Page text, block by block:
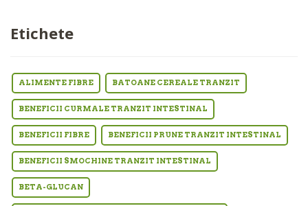
Etichete
ALIMENTE FIBRE BATOANE CEREALE TRANZIT
BENEFICII CURMALE TRANZIT INTESTINAL
BENEFICII FIBRE BENEFICII PRUNE TRANZIT INTESTINAL
BENEFICII SMOCHINE TRANZIT INTESTINAL
BETA-GLUCAN